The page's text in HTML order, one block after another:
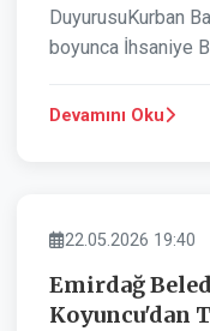
DuyurusuKurban
boyunca İhsaniye
Devamını Oku
BELEDIYE
22.05.2026 19:40
Emirdağ
Koyuncu'dan